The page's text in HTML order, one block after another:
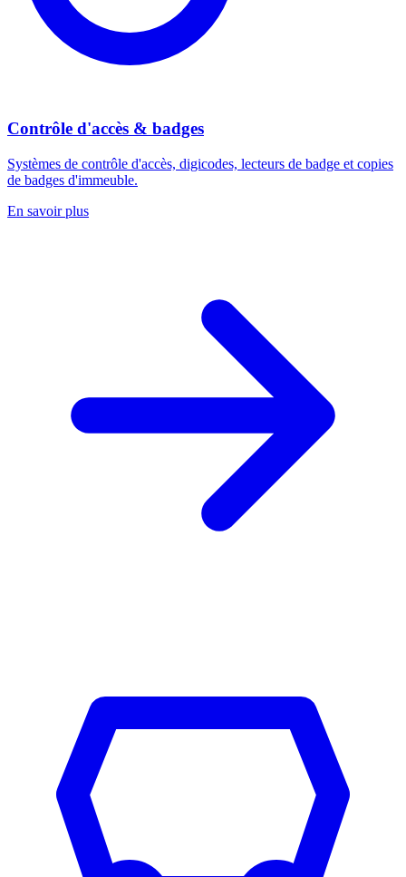
Contrôle d'accès & badges
Systèmes de contrôle d'accès, digicodes, lecteurs de badge et copies
de badges d'immeuble.
En savoir plus